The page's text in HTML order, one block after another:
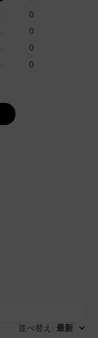
0
0
0
0
並べ替え : 最新